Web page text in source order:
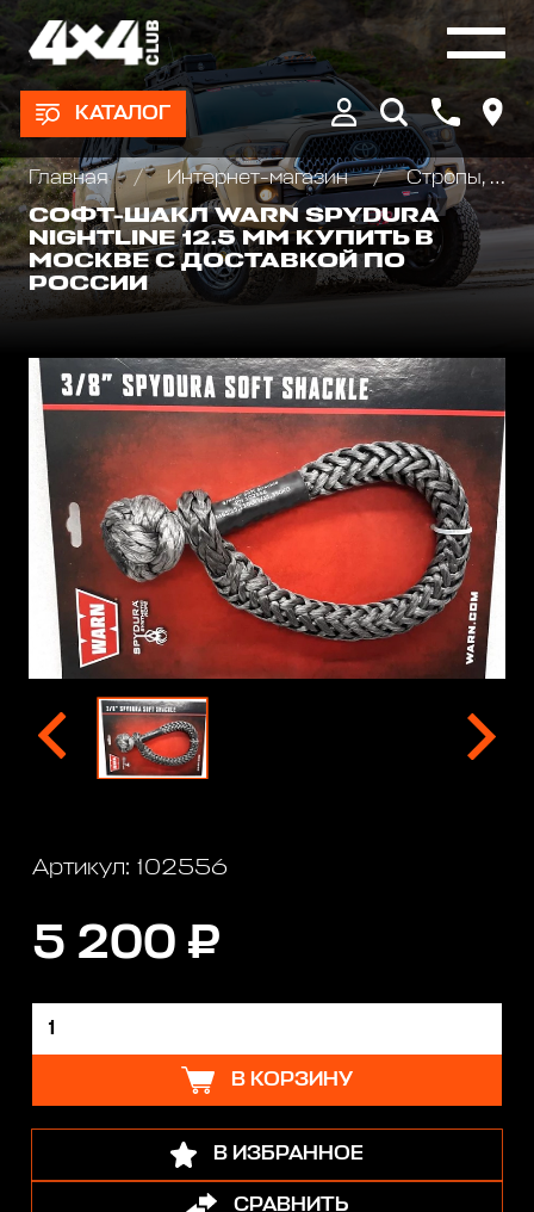
КАТАЛОГ
Главная Интернет-магазин
Стропы, шаклы и аксессуары
СОФТ-ШАКЛ WARN SPYDURA
NIGHTLINE 12.5 ММ КУПИТЬ В
МОСКВЕ С ДОСТАВКОЙ ПО
РОССИИ
Артикул: 102556
5 200 ₽
В КОРЗИНУ
В ИЗБРАННОЕ
СРАВНИТЬ